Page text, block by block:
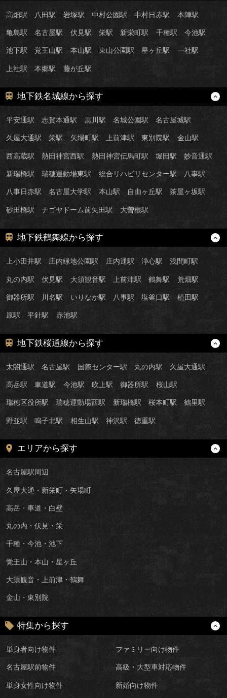
高畑駅 八田駅 岩塚駅 中村公園駅 中村日赤駅 本陣駅
亀島駅 名古屋駅 伏見駅 栄駅 新栄町駅 千種駅 今池駅
池下駅 覚王山駅 本山駅 東山公園駅 星ヶ丘駅 一社駅
上社駅 本郷駅 藤が丘駅
地下鉄名城線から探す
平安通駅 志賀本通駅 黒川駅 名城公園駅 名古屋城駅
久屋大通駅 栄駅 矢場町駅 上前津駅 東別院駅 金山駅
西高蔵駅 熱田神宮西駅 熱田神宮伝馬町駅 堀田駅 妙音通駅
新瑞橋駅 瑞穂運動場東駅 総合リハビリセンター駅 八事駅
八事日赤駅 名古屋大学駅 本山駅 自由ヶ丘駅 茶屋ヶ坂駅
砂田橋駅 ナゴヤドーム前矢田駅 大曽根駅
地下鉄鶴舞線から探す
上小田井駅 庄内緑地公園駅 庄内通駅 浄心駅 浅間町駅
丸の内駅 伏見駅 大須観音駅 上前津駅 鶴舞駅 荒畑駅
御器所駅 川名駅 いりなか駅 八事駅 塩釜口駅 植田駅
原駅 平針駅 赤池駅
地下鉄桜通線から探す
太閤通駅 名古屋駅 国際センター駅 丸の内駅 久屋大通駅
高岳駅 車道駅 今池駅 吹上駅 御器所駅 桜山駅
瑞穂区役所駅 瑞穂運動場西駅 新瑞橋駅 桜本町駅 鶴里駅
野並駅 鳴子北駅 相生山駅 神沢駅 徳重駅
エリアから探す
名古屋駅周辺
久屋大通・新栄町・矢場町
高岳・車道・白壁
丸の内・伏見・栄
千種・今池・池下
覚王山・本山・星ヶ丘
大須観音・上前津・鶴舞
金山・東別院
特集から探す
単身者向け物件 ファミリー向け物件
名古屋駅前物件 高級・大型車対応物件
単身女性向け物件 新婚向け物件